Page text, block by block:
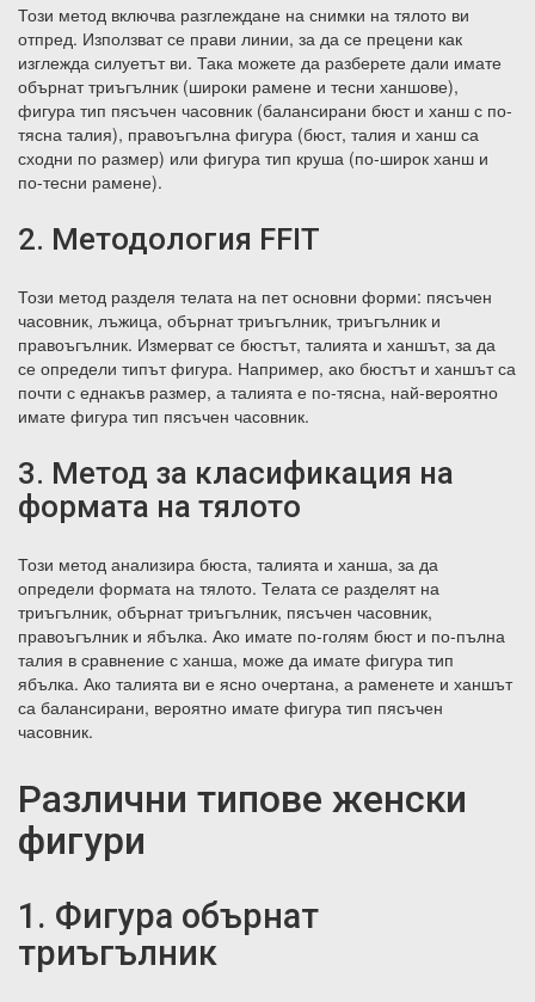
Този метод включва разглеждане на снимки на тялото ви
отпред. Използват се прави линии, за да се прецени как
изглежда силуетът ви. Така можете да разберете дали имате
обърнат триъгълник (широки рамене и тесни ханшове),
фигура тип пясъчен часовник (балансирани бюст и ханш с по-
тясна талия), правоъгълна фигура (бюст, талия и ханш са
сходни по размер) или фигура тип круша (по-широк ханш и
по-тесни рамене).
2. Методология FFIT
Този метод разделя телата на пет основни форми: пясъчен
часовник, лъжица, обърнат триъгълник, триъгълник и
правоъгълник. Измерват се бюстът, талията и ханшът, за да
се определи типът фигура. Например, ако бюстът и ханшът са
почти с еднакъв размер, а талията е по-тясна, най-вероятно
имате фигура тип пясъчен часовник.
3. Метод за класификация на
формата на тялото
Този метод анализира бюста, талията и ханша, за да
определи формата на тялото. Телата се разделят на
триъгълник, обърнат триъгълник, пясъчен часовник,
правоъгълник и ябълка. Ако имате по-голям бюст и по-пълна
талия в сравнение с ханша, може да имате фигура тип
ябълка. Ако талията ви е ясно очертана, а раменете и ханшът
са балансирани, вероятно имате фигура тип пясъчен
часовник.
Различни типове женски
фигури
1. Фигура обърнат
триъгълник